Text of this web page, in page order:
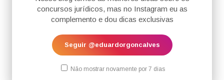
concursos jurídicos, mas no Instagram eu as
complemento e dou dicas exclusivas
Seguir @eduardorgoncalves
Não mostrar novamente por 7 dias
não se intimidem com os discursos religiosos que dizem
que apenas têm sucesso, passam em concursos
aqueles que creem, como já vi por aqui. Não, os
descrentes, os humanistas, têm a mesma capacidade.
Responder
Anônimo
16 de abril de 2020 às 12:14